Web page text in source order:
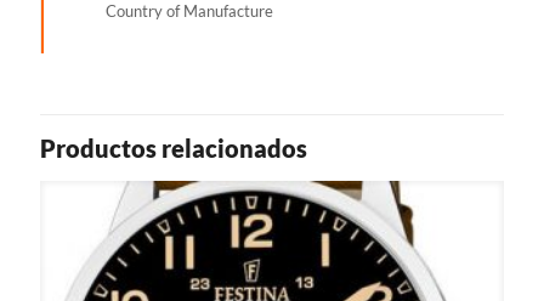
Country of Manufacture
Productos relacionados